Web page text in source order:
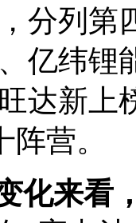
分列第
亿纬锂
达新上
营。
化来看